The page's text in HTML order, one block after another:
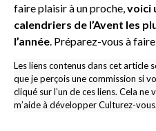
faire plaisir à un proche, voici
calendriers de l’Avent les
l’année . Préparez-vous à
Les liens contenus dans cet article
que je perçois une commission si
cliqué sur l’un de ces liens. Cela
m’aide à développer Culturez-